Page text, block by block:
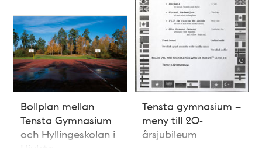
Bollplan mellan
Tensta Gymnasium
och Hyllingeskolan i
Hjulsta
Tensta gymnasium –
meny till 20-
årsjubileum